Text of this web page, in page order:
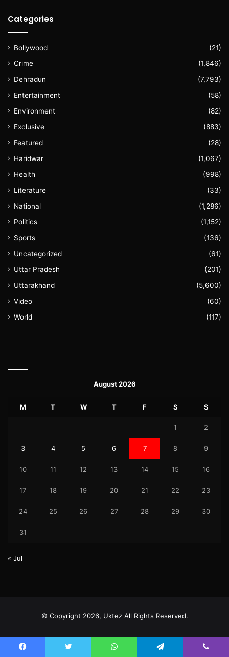
Categories
Bollywood
(21)
Crime
(1,846)
Dehradun
(7,793)
Entertainment
(58)
Environment
(82)
Exclusive
(883)
Featured
(28)
Haridwar
(1,067)
Health
(998)
Literature
(33)
National
(1,286)
Politics
(1,152)
Sports
(136)
Uncategorized
(61)
Uttar Pradesh
(201)
Uttarakhand
(5,600)
Video
(60)
World
(117)
August 2026
M T W T F S S
1 2
3 4 5 6 7 8 9
10 11 12 13 14 15 16
17 18 19 20 21 22 23
24 25 26 27 28 29 30
31
« Jul
© Copyright 2026, Uktez All Rights Reserved.
FacebookTwitter YouTubeInstagram